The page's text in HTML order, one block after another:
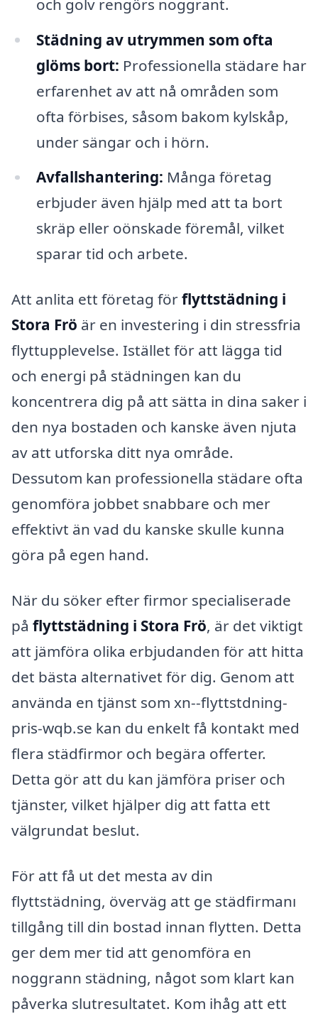
och golv rengörs noggrant.
Städning av utrymmen som ofta
glöms bort: Professionella städare har
erfarenhet av att nå områden som
ofta förbises, såsom bakom kylskåp,
under sängar och i hörn.
Avfallshantering: Många företag
erbjuder även hjälp med att ta bort
skräp eller oönskade föremål, vilket
sparar tid och arbete.
Att anlita ett företag förflyttstädning i
Stora Frö är en investering i din stressfria
flyttupplevelse. Istället för att lägga tid
och energi på städningen kan du
koncentrera dig på att sätta in dina saker i
den nya bostaden och kanske även njuta
av att utforska ditt nya område.
Dessutom kan professionella städare ofta
genomföra jobbet snabbare och mer
effektivt än vad du kanske skulle kunna
göra på egen hand.
När du söker efter firmor specialiserade
på flyttstädning i Stora Frö, är det viktigt
att jämföra olika erbjudanden för att hitta
det bästa alternativet för dig. Genom att
använda en tjänst som xn--flyttstdning-
pris-wqb.se kan du enkelt få kontakt med
flera städfirmor och begära offerter.
Detta gör att du kan jämföra priser och
tjänster, vilket hjälper dig att fatta ett
välgrundat beslut.
För att få ut det mesta av din
flyttstädning, överväg att ge städfirmanı
tillgång till din bostad innan flytten. Detta
ger dem mer tid att genomföra en
noggrann städning, något som klart kan
påverka slutresultatet. Kom ihåg att ett